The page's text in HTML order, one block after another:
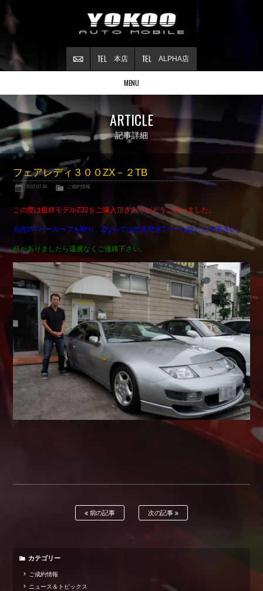
ALPHA店
本店
MENU
Stock list
在庫情報
Contract
ご成約情報
NSXについて
Reflesh Plan
Trade in
買取査定
Blog
公式ブログ
Shop info.
店舗紹介
会社概要
ARTICLE
記事詳細
フェアレディ３００ZX－２TB
2017.07.30 ご成約情報
この度は最終モデルZ32をご購入頂きありがとうございました。
片方のTバールーフを取り、Zならではの方空きTバーを楽しんで下さい。
何かありましたら遠慮なくご連絡下さい。
前の記事 次の記事
カテゴリー
ご成約情報
ニュース＆トピックス